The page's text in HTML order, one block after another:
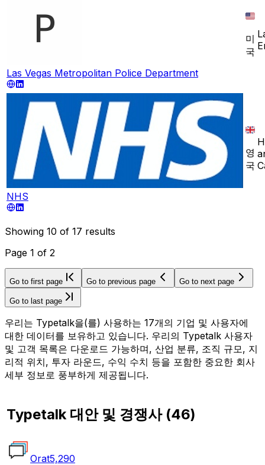
Las Vegas Metropolitan Police Department
미
국
NHS
영
국
Showing 10 of 17 results
Page 1 of 2
Go to first page Go to previous page Go to next page
Go to last page
우리는 Typetalk을(를) 사용하는 17개의 기업 및 사용자에
대한 데이터를 보유하고 있습니다. 우리의 Typetalk 사용자
및 고객 목록은 다운로드 가능하며, 산업 분류, 조직 규모, 지
리적 위치, 투자 라운드, 수익 수치 등을 포함한 중요한 회사
세부 정보로 풍부하게 제공됩니다.
Typetalk 대안 및 경쟁사(46)
Orat5,290